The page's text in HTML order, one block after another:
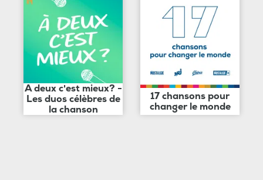
A deux c'est mieux? -
Les duos célèbres de
la chanson
17 chansons pour
changer le monde